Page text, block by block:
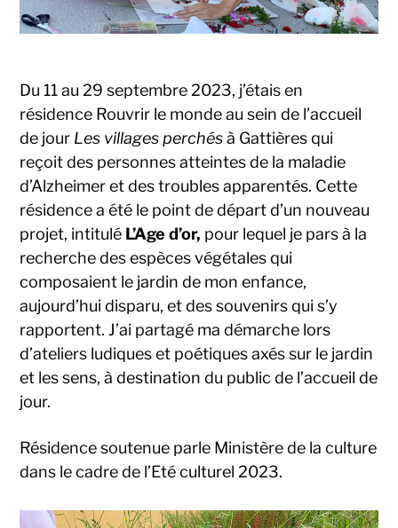
Du 11 au 29 septembre 2023, j’étais en
résidence Rouvrir le monde au sein de l’accueil
de jour Les villages perchésà Gattières qui
reçoit des personnes atteintes de la maladie
d’Alzheimer et des troubles apparentés. Cette
résidence a été le point de départ d’un nouveau
projet, intitulé L’Age d’or, pour lequel je pars à la
recherche des espèces végétales qui
composaient le jardin de mon enfance,
aujourd’hui disparu, et des souvenirs qui s’y
rapportent. J’ai partagé ma démarche lors
d’ateliers ludiques et poétiques axés sur le jardin
et les sens, à destination du public de l’accueil de
jour.
Résidence soutenue parle Ministère de la culture
dans le cadre de l’Eté culturel 2023.